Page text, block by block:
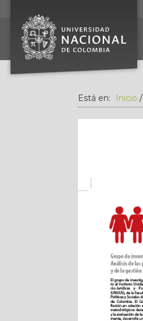
r
Está en: Inicio /